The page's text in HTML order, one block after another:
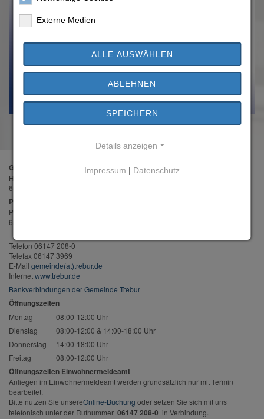
Gemeinde Trebur
Herrngasse 3
65468 Trebur
Postanschrift
Postfach 49
65463 Trebur
Telefon 06147 208-0
Telefax 06147 3969
E-Mail gemeinde(at)trebur.de
Internetwww.trebur.de
Bankverbindungen der Gemeinde Trebur
Öffnungszeiten
Montag
08:00-12:00 Uhr
Dienstag
08:00-12:00 & 14:00-18:00 Uhr
Donnerstag
14:00-18:00 Uhr
Freitag
08:00-12:00 Uhr
Öffnungszeiten Einwohnermeldeamt
Anliegen im Einwohnermeldeamt werden grundsätzlich nur mit Termin
bearbeitet.
Bitte nutzen Sie unsereOnline-Buchung oder setzen Sie sich mit uns
telefonisch unter der Rufnummer 06147 208-0 in Verbindung.
Externe Medien
ALLE AUSWÄHLEN
ABLEHNEN
SPEICHERN
Details anzeigen
Impressum | Datenschutz